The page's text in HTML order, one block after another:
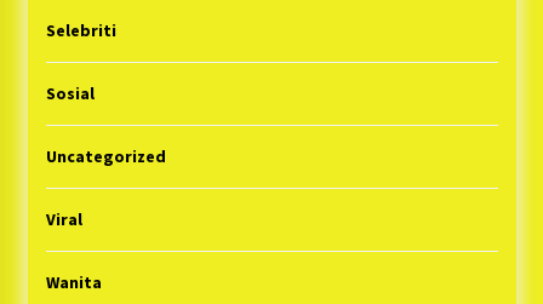
Selebriti
Sosial
Uncategorized
Viral
Wanita